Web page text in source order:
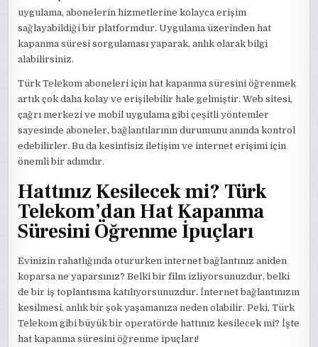
uygulama, abonelerin hizmetlerine kolayca erişim
sağlayabildiği bir platformdur. Uygulama üzerinden hat
kapanma süresi sorgulaması yaparak, anlık olarak bilgi
alabilirsiniz.
Türk Telekom aboneleri için hat kapanma süresini öğrenmek
artık çok daha kolay ve erişilebilir hale gelmiştir. Web sitesi,
çağrı merkezi ve mobil uygulama gibi çeşitli yöntemler
sayesinde aboneler, bağlantılarının durumunu anında kontrol
edebilirler. Bu da kesintisiz iletişim ve internet erişimi için
önemli bir adımdır.
Hattınız Kesilecek mi? Türk
Telekom’dan Hat Kapanma
Süresini Öğrenme İpuçları
Evinizin rahatlığında otururken internet bağlantınız aniden
koparsa ne yaparsınız? Belki bir film izliyorsunuzdur, belki
de bir iş toplantısına katılıyorsunuzdur. İnternet bağlantınızın
kesilmesi, anlık bir şok yaşamanıza neden olabilir. Peki, Türk
Telekom gibi büyük bir operatörde hattınız kesilecek mi? İşte
hat kapanma süresini öğrenme ipuçları!